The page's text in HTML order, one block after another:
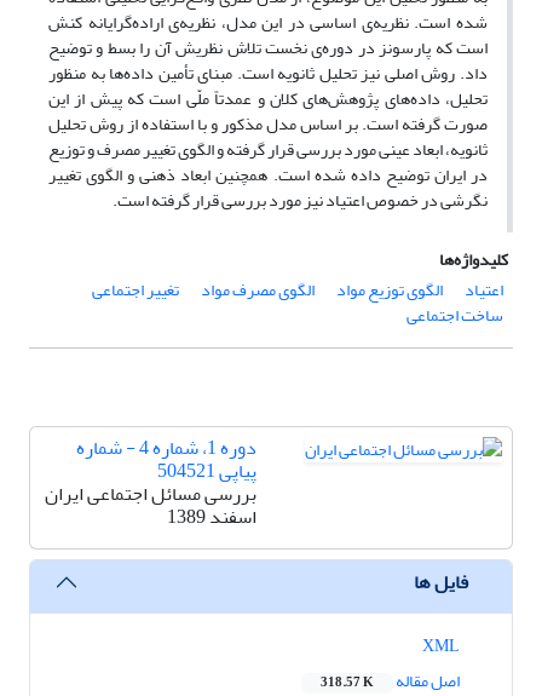
شده است. نظریه‌ی اساسی در این مدل، نظریه‌ی اراده‌گرایانه کنش
است که پارسونز در دوره‌ی نخست تلاش نظریش آن را بسط و توضیح
داد. روش اصلی نیز تحلیل ثانویه است. مبنای تأمین داده‌ها به منظور
تحلیل، داده‌های پژوهش‌های کلان و عمدتاً ملّی است که پیش از این
صورت گرفته است. بر اساس مدل مذکور و با استفاده از روش تحلیل
ثانویه، ابعاد عینی مورد بررسی قرار گرفته و الگوی تغییر مصرف و توزیع
در ایران توضیح داده شده است. همچنین ابعاد ذهنی و الگوی تغییر
نگرشی در خصوص اعتیاد نیز مورد بررسی قرار گرفته است.
کلیدواژه‌ها
اعتیاد
الگوی توزیع مواد الگوی مصرف مواد تغییر اجتماعی
ساخت اجتماعی
دوره 1، شماره 4 - شماره
پیاپی 504521
بررسی مسائل اجتماعی ایران
اسفند 1389
فایل ها
اصل مقاله
318.57 K